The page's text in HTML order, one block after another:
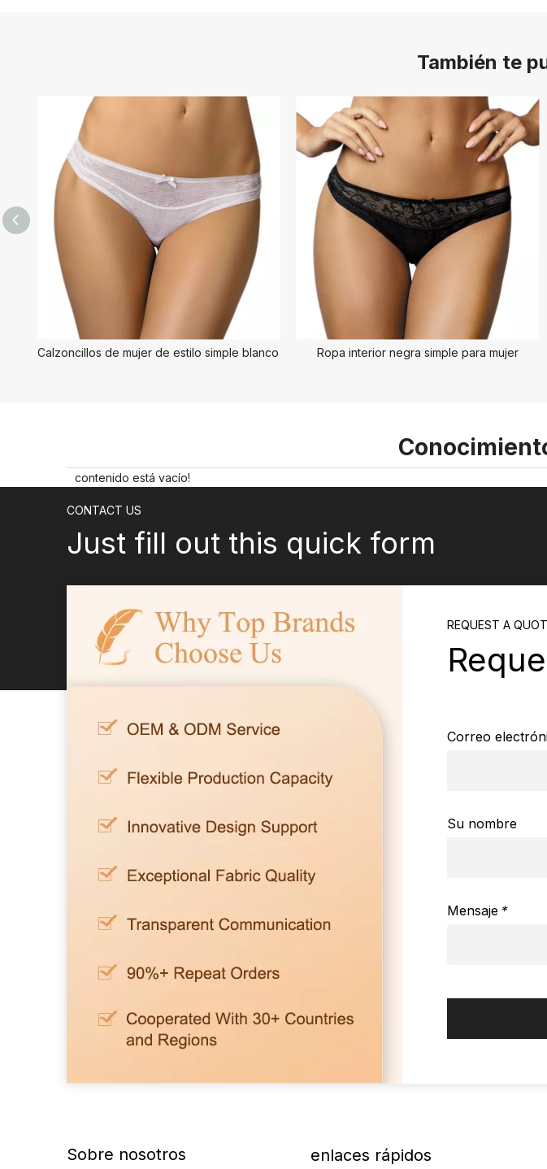
También te
Calzoncillos de mujer de estilo simple blanco Ropa interior negra simple para mujer
contenido está vacío!
CONTACT US
Just fill out this quick form
REQUEST A
Correo
Su nombre
*
Mensaje
Sobre nosotros enlaces rápidos